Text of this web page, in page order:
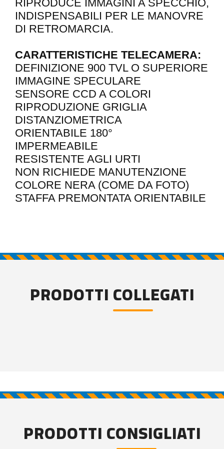
RIPRODUCE IMMAGINI A SPECCHIO,
INDISPENSABILI PER LE MANOVRE
DI RETROMARCIA.
CARATTERISTICHE TELECAMERA:
DEFINIZIONE 900 TVL O SUPERIORE
IMMAGINE SPECULARE
SENSORE CCD A COLORI
RIPRODUZIONE GRIGLIA
DISTANZIOMETRICA
ORIENTABILE 180°
IMPERMEABILE
RESISTENTE AGLI URTI
NON RICHIEDE MANUTENZIONE
COLORE NERA (COME DA FOTO)
STAFFA PREMONTATA ORIENTABILE
PRODOTTI COLLEGATI
PRODOTTI CONSIGLIATI